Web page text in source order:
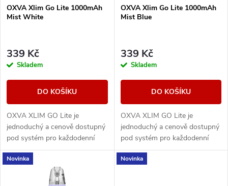
p
r
o
u
k
t
p
r
o
d
u
k
OXVA Xlim Go Lite 1000mAh
Mist White
339 Kč
Skladem
DO KOŠÍKU
OXVA XLIM GO Lite je
jednoduchý a cenově dostupný
pod systém pro každodenní
vapování. Nabízí baterii 1000
mAh, nastavitelný airflow, RGB
indikaci stavu...
OXVA Xlim Go Lite 1000mAh
Mist Blue
339 Kč
Skladem
DO KOŠÍKU
OXVA XLIM GO Lite je
jednoduchý a cenově dostupný
pod systém pro každodenní
vapování. Nabízí baterii 1000
mAh, nastavitelný airflow, RGB
Novinka Novinka